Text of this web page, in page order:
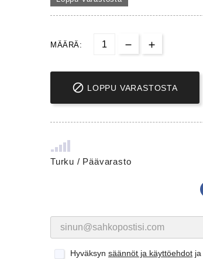
MÄÄRÄ:
 LOPPU VARASTOSTA
Turku / Päävarasto
Hyväksyn säännöt ja käyttöehdot ja